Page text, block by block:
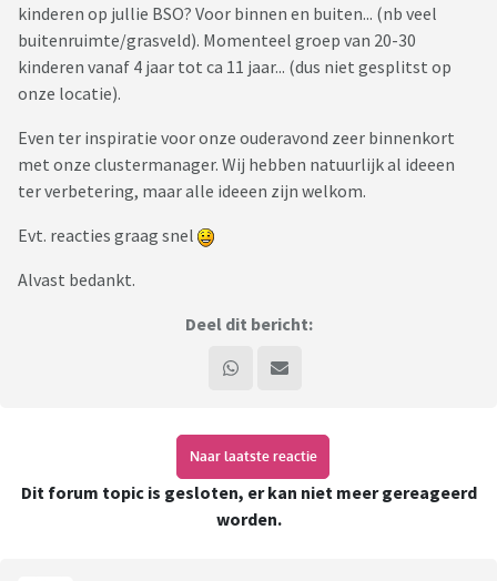
kinderen op jullie BSO? Voor binnen en buiten... (nb veel
buitenruimte/grasveld). Momenteel groep van 20-30
kinderen vanaf 4 jaar tot ca 11 jaar... (dus niet gesplitst op
onze locatie).
Even ter inspiratie voor onze ouderavond zeer binnenkort
met onze clustermanager. Wij hebben natuurlijk al ideeen
ter verbetering, maar alle ideeen zijn welkom.
Evt. reacties graag snel
Alvast bedankt.
Deel dit bericht:
Naar laatste reactie
Dit forum topic is gesloten, er kan niet meer gereageerd
worden.